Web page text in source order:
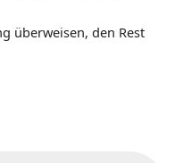
überweisen, den Rest